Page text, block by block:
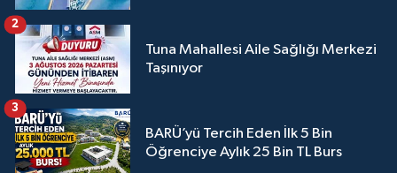
Tuna Mahallesi Aile Sağlığı Merkezi
Taşınıyor
2
BARÜ’yü Tercih Eden İlk 5 Bin
Öğrenciye Aylık 25 Bin TL Burs
3